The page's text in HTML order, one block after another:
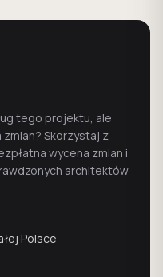
tego projektu, ale
Skorzystaj z
wycena zmian i
architektów
Polsce